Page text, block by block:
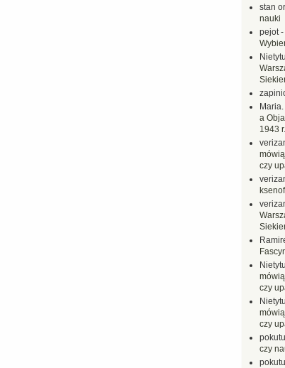
stan
nauki
pejot-
Maria.
a
1943 r.
czy
czy
czy
czy